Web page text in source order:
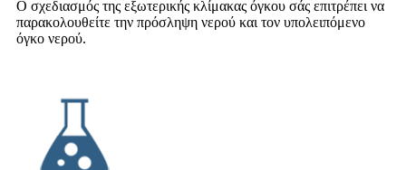
Ο σχεδιασμός της εξωτερικής κλίμακας όγκου σάς επιτρέπει να
παρακολουθείτε την πρόσληψη νερού και τον υπολειπόμενο
όγκο νερού.